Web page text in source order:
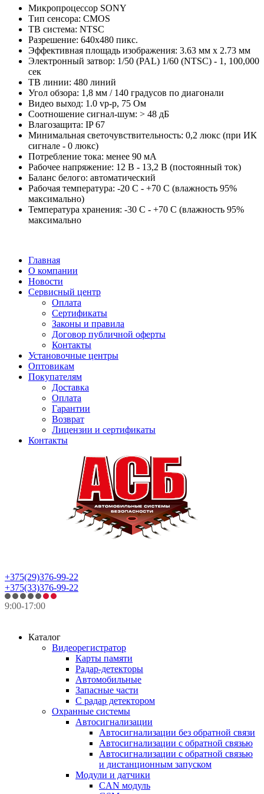
Микропроцессор SONY
Тип сенсора: CMOS
ТВ система: NTSC
Разрешение: 640х480 пикс.
Эффективная площадь изображения: 3.63 мм х 2.73 мм
Электронный затвор: 1/50 (PAL) 1/60 (NTSC) - 1, 100,000
сек
ТВ линии: 480 линий
Угол обзора: 1,8 мм / 140 градусов по диагонали
Видео выход: 1.0 vp-p, 75 Ом
Соотношение сигнал-шум: > 48 дБ
Влагозащита: IP 67
Минимальная светочувствительность: 0,2 люкс (при ИК
сигнале - 0 люкс)
Потребление тока: менее 90 мА
Рабочее напряжение: 12 В - 13,2 В (постоянный ток)
Баланс белого: автоматический
Рабочая температура: -20 С - +70 С (влажность 95%
максимально)
Температура хранения: -30 С - +70 С (влажность 95%
максимально
Главная
О компании
Новости
Сервисный центр
Оплата
Сертификаты
Законы и правила
Договор публичной оферты
Контакты
Установочные центры
Оптовикам
Покупателям
Доставка
Оплата
Гарантии
Возврат
Лицензии и сертификаты
Контакты
+375(29)376-99-22
+375(33)376-99-22
9:00-17:00
Каталог
Видеорегистратор
Карты памяти
Радар-детекторы
Автомобильные
Запасные части
С радар детектором
Охранные системы
Автосигнализации
Автосигнализации без обратной связи
Автосигнализации с обратной связью
Автосигнализации с обратной связью
и дистанционным запуском
Модули и датчики
CAN модуль